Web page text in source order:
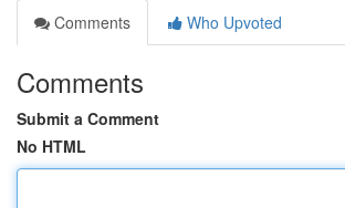
Comments
Who Upvoted
Comments
Submit a Comment
No HTML